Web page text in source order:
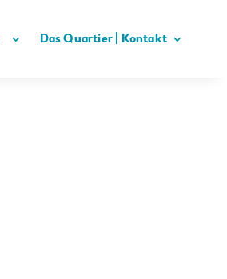
Das Quartier | Kontakt